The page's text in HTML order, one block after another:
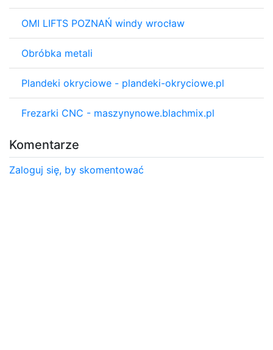
OMI LIFTS POZNAŃ windy wrocław
Obróbka metali
Plandeki okryciowe - plandeki-okryciowe.pl
Frezarki CNC - maszynynowe.blachmix.pl
Komentarze
Zaloguj się, by skomentować